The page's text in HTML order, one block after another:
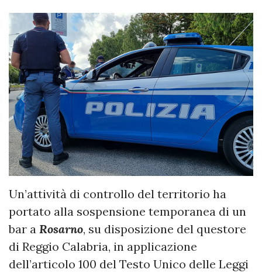
Un’attività di controllo del territorio ha
portato alla sospensione temporanea di un
bar a Rosarno, su disposizione del questore
di Reggio Calabria, in applicazione
dell’articolo 100 del Testo Unico delle Leggi